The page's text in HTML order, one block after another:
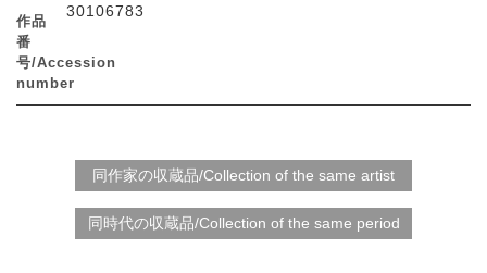
作品
番
号/Accession
number
30106783